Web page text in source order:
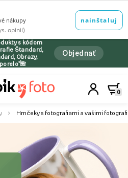
s kódom
Štandard,
Obrazy,
Objednať
0
Hrnčeky s fotografiami a vašimi